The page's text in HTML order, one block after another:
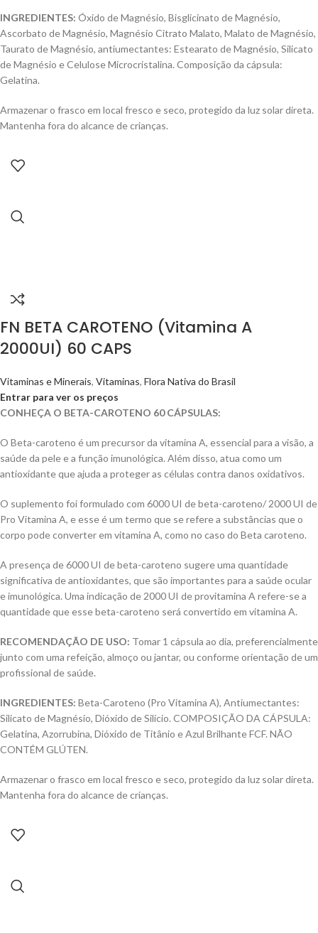
INGREDIENTES: Óxido de Magnésio, Bisglicinato de Magnésio,
Ascorbato de Magnésio, Magnésio Citrato Malato, Malato de Magnésio,
Taurato de Magnésio, antiumectantes: Estearato de Magnésio, Silicato
de Magnésio e Celulose Microcristalina. Composição da cápsula:
Gelatina.
Armazenar o frasco em local fresco e seco, protegido da luz solar direta.
Mantenha fora do alcance de crianças.
FN BETA CAROTENO (Vitamina A
2000UI) 60 CAPS
Vitaminas e Minerais, Vitaminas, Flora Nativa do Brasil
Entrar para ver os preços
CONHEÇA O BETA-CAROTENO 60 CÁPSULAS:
O Beta-caroteno é um precursor da vitamina A, essencial para a visão, a
saúde da pele e a função imunológica. Além disso, atua como um
antioxidante que ajuda a proteger as células contra danos oxidativos.
O suplemento foi formulado com 6000 UI de beta-caroteno/ 2000 UI de
Pro Vitamina A, e esse é um termo que se refere a substâncias que o
corpo pode converter em vitamina A, como no caso do Beta caroteno.
A presença de 6000 UI de beta-caroteno sugere uma quantidade
significativa de antioxidantes, que são importantes para a saúde ocular
e imunológica. Uma indicação de 2000 UI de provitamina A refere-se a
quantidade que esse beta-caroteno será convertido em vitamina A.
RECOMENDAÇÃO DE USO: Tomar 1 cápsula ao dia, preferencialmente
junto com uma refeição, almoço ou jantar, ou conforme orientação de um
profissional de saúde.
INGREDIENTES: Beta-Caroteno (Pro Vitamina A), Antiumectantes:
Silicato de Magnésio, Dióxido de Silício. COMPOSIÇÃO DA CÁPSULA:
Gelatina, Azorrubina, Dióxido de Titânio e Azul Brilhante FCF. NÃO
CONTÉM GLÚTEN.
Armazenar o frasco em local fresco e seco, protegido da luz solar direta.
Mantenha fora do alcance de crianças.